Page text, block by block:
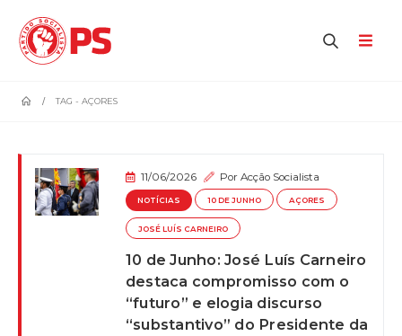
TAG - AÇORES
11/06/2026 PorAcção Socialista
NOTÍCIAS 10 DE JUNHO AÇORES
JOSÉ LUÍS CARNEIRO
10 de Junho: José Luís Carneiro
destaca compromisso com o
“futuro” e elogia discurso
“substantivo” do Presidente da